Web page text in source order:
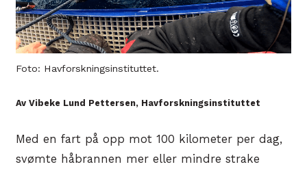
Foto: Havforskningsinstituttet.
Av Vibeke Lund Pettersen, Havforskningsinstituttet
Med en fart på opp mot 100 kilometer per dag,
svømte håbrannen mer eller mindre strake